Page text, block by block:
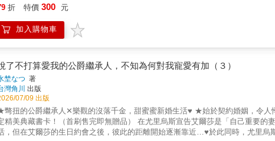
折 特價 300 元
加入購物車
了不打算愛我的公爵繼承人，不知為何對我寵愛有加（３）
埜なつ 著
灣角川 出版
07/09 出版
彆扭的公爵繼承人✕樂觀的沒落千金，甜蜜蜜新婚生活♥ ★始於契約婚姻，令
精美典藏書卡！（首刷售完即無贈品） 在尤里烏斯宣告艾爾莎是「自己重要的
，但在艾爾莎的生日約會之後，彼此的距離開始逐漸靠近…♥於此同時，尤里